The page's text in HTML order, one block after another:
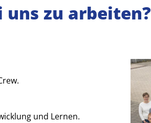
zu arbeiten?
und Lernen.